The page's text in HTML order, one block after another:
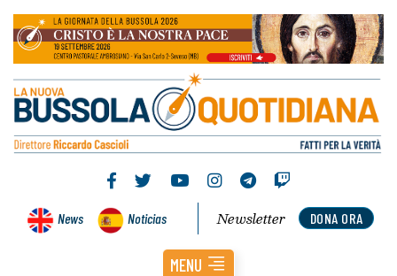
News Noticias DONA ORA
Newsletter
MENU